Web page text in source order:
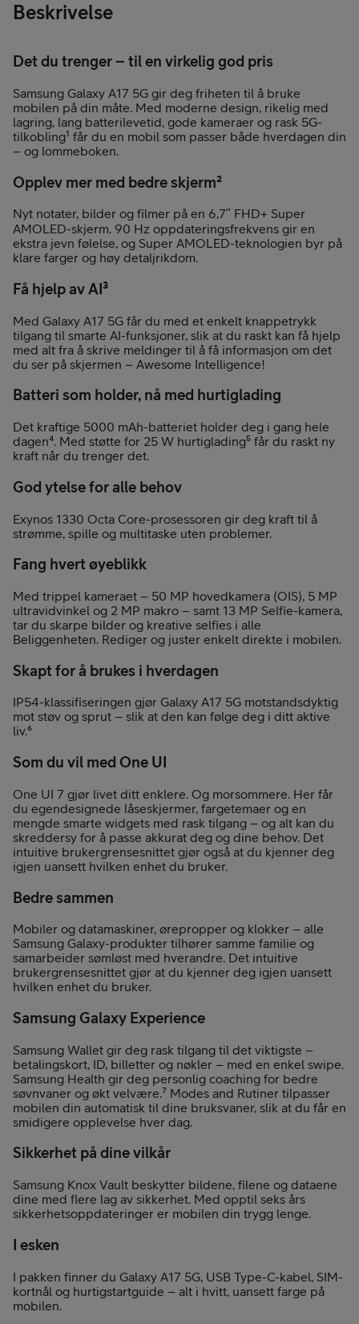
Beskrivelse
Det du trenger – til en virkelig god pris
Samsung Galaxy A17 5G gir deg friheten til å bruke
mobilen på din måte. Med moderne design, rikelig med
lagring, lang batterilevetid, gode kameraer og rask 5G-
tilkobling¹ får du en mobil som passer både hverdagen din
– og lommeboken.
Opplev mer med bedre skjerm²
Nyt notater, bilder og filmer på en 6,7ʺ FHD+ Super
AMOLED-skjerm. 90 Hz oppdateringsfrekvens gir en
ekstra jevn følelse, og Super AMOLED-teknologien byr på
klare farger og høy detaljrikdom.
Få hjelp av AI³
Med Galaxy A17 5G får du med et enkelt knappetrykk
tilgang til smarte AI-funksjoner, slik at du raskt kan få hjelp
med alt fra å skrive meldinger til å få informasjon om det
du ser på skjermen – Awesome Intelligence!
Batteri som holder, nå med hurtiglading
Det kraftige 5000 mAh-batteriet holder deg i gang hele
dagen⁴. Med støtte for 25 W hurtiglading⁵ får du raskt ny
kraft når du trenger det.
God ytelse for alle behov
Exynos 1330 Octa Core-prosessoren gir deg kraft til å
strømme, spille og multitaske uten problemer.
Fang hvert øyeblikk
Med trippel­ kameraet – 50 MP hovedkamera (OIS), 5 MP
ultravidvinkel og 2 MP makro – samt 13 MP Selfie-kamera,
tar du skarpe bilder og kreative selfies i alle
Beliggenheten. Rediger og juster enkelt direkte i mobilen.
Skapt for å brukes i hverdagen
IP54-klassifiseringen gjør Galaxy A17 5G motstandsdyktig
mot støv og sprut – slik at den kan følge deg i ditt aktive
liv.⁶
Som du vil med One UI
One UI 7 gjør livet ditt enklere. Og morsommere. Her får
du egendesignede låseskjermer, fargetemaer og en
mengde smarte widgets med rask tilgang – og alt kan du
skreddersy for å passe akkurat deg og dine behov. Det
intuitive brukergrensesnittet gjør også at du kjenner deg
igjen uansett hvilken enhet du bruker.
Bedre sammen
Mobiler og datamaskiner, ørepropper og klokker – alle
Samsung Galaxy-produkter tilhører samme familie og
samarbeider sømløst med hverandre. Det intuitive
brukergrensesnittet gjør at du kjenner deg igjen uansett
hvilken enhet du bruker.
Samsung Galaxy Experience
Samsung Wallet gir deg rask tilgang til det viktigste –
betalingskort, ID, billetter og nøkler – med en enkel swipe.
Samsung Health gir deg personlig coaching for bedre
søvnvaner og økt velvære.⁷ Modes and Rutiner tilpasser
mobilen din automatisk til dine bruksvaner, slik at du får en
smidigere opplevelse hver dag.
Sikkerhet på dine vilkår
Samsung Knox Vault beskytter bildene, filene og dataene
dine med flere lag av sikkerhet. Med opptil seks års
sikkerhetsoppdateringer er mobilen din trygg lenge.
I esken
I pakken finner du Galaxy A17 5G, USB Type-C-kabel, SIM-
kortnål og hurtigstartguide – alt i hvitt, uansett farge på
mobilen.